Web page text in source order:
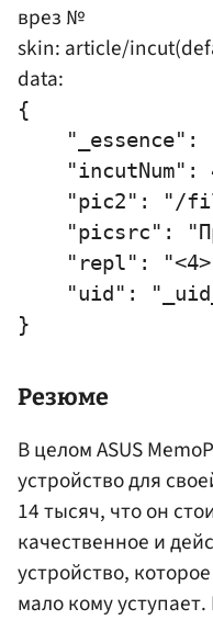
врез №
skin: article/
data:
{
"_essence":
"incutNum":
"pic2": "/
"picsrc":
"repl":
"uid":
Резюме
В целом ASUS
устройство для
14 тысяч, что он
качественное и
устройство,
мало кому